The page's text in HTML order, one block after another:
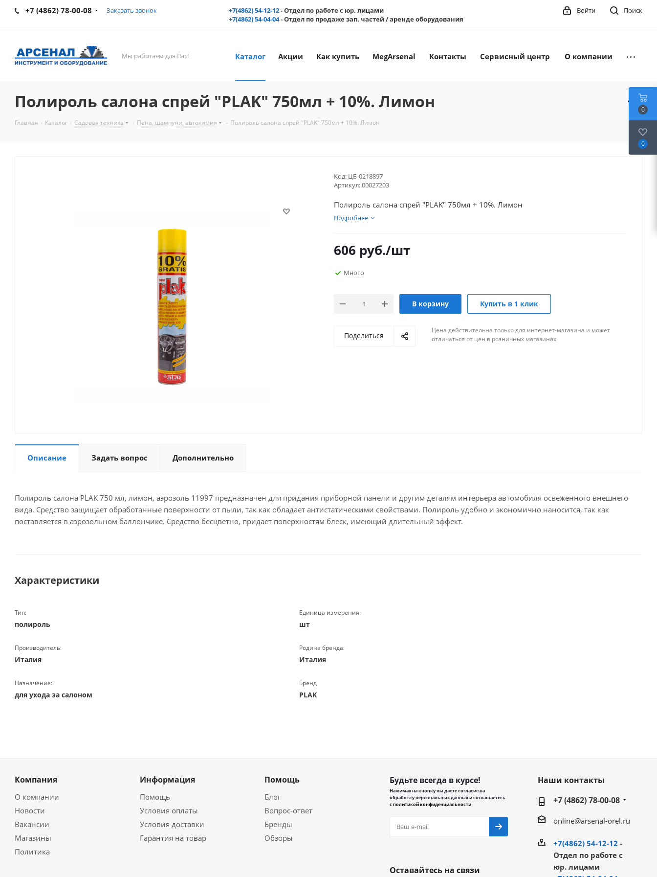
+7 (4862) 78-00-08 Заказать звонок +7(4862) 54-12-12- Отдел по работе с юр. лицами
+7(4862) 54-04-04- Отдел по продаже зап. частей / аренде оборудования
Поиск
Войти
Мы работаем для Вас! Каталог Акции Как купить MegArsenal Контакты Сервисный центр О компании
Полироль салона спрей "PLAK" 750мл + 10%. Лимон
Главная - Каталог - Садовая техника - Пена, шампуни, автохимия - Полироль салона спрей "PLAK" 750мл + 10%. Лимон
Код: ЦБ-0218897
Артикул:00027203
Полироль салона спрей "PLAK" 750мл + 10%. Лимон
Подробнее
606 руб./шт
Много
В корзину Купить в 1 клик
Поделиться
Цена действительна только для интернет-магазина и может
отличаться от цен в розничных магазинах
Описание Задать вопрос Дополнительно
Полироль салона PLAK 750 мл, лимон, аэрозоль 11997 предназначен для придания приборной панели и другим деталям интерьера автомобиля освеженного внешнего
вида. Средство защищает обработанные поверхности от пыли, так как обладает антистатическими свойствами. Полироль удобно и экономично наносится, так как
поставляется в аэрозольном баллончике. Средство бесцветно, придает поверхностям блеск, имеющий длительный эффект.
Характеристики
Тип:
полироль
Единица измерения:
шт
Производитель:
Италия
Родина бренда:
Италия
Назначение:
для ухода за салоном
Бренд
PLAK
Компания
О компании
Новости
Вакансии
Магазины
Политика
Информация
Помощь
Условия оплаты
Условия доставки
Гарантия на товар
Помощь
Блог
Вопрос-ответ
Бренды
Обзоры
Будьте всегда в курсе!
Нажимая на кнопку вы даете согласие на
обработку персональных данных и соглашаетесь
сполитикой конфиденциальности
Оставайтесь на связи
Наши контакты
+7 (4862) 78-00-08
online@arsenal-orel.ru
+7(4862) 54-12-12 -
Отдел по работе с
юр. лицами
0
0